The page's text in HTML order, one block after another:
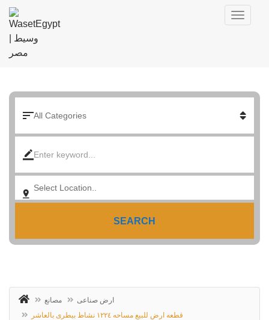
SEARCH
مصانع
ارض صناعى
قطعه ارض للبيع مساحه ١٢٢٤ نشاط بيطرى بالعاشر